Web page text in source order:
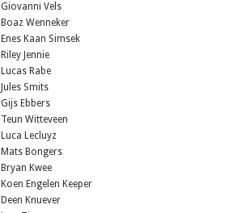
Giovanni Vels
Boaz Wenneker
Enes Kaan Simsek
Riley Jennie
Lucas Rabe
Jules Smits
Gijs Ebbers
Teun Witteveen
Luca Lecluyz
Mats Bongers
Bryan Kwee
Koen Engelen Keeper
Deen Knuever